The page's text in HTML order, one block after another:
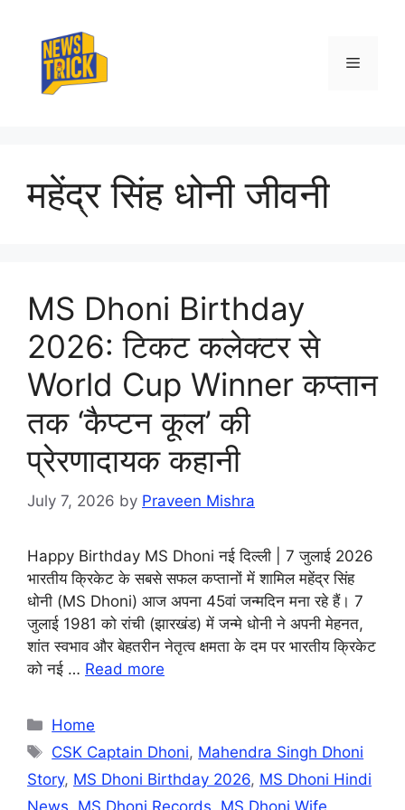
content
Menu
महेंद्र सिंह धोनी जीवनी
MS Dhoni Birthday
2026: टिकट कलेक्टर से
World Cup Winner कप्तान
तक ‘कैप्टन कूल’ की
प्रेरणादायक कहानी
July 7, 2026 by Praveen Mishra
Happy Birthday MS Dhoni नई दिल्ली | 7 जुलाई 2026
भारतीय क्रिकेट के सबसे सफल कप्तानों में शामिल महेंद्र सिंह
धोनी (MS Dhoni) आज अपना 45वां जन्मदिन मना रहे हैं। 7
जुलाई 1981 को रांची (झारखंड) में जन्मे धोनी ने अपनी मेहनत,
शांत स्वभाव और बेहतरीन नेतृत्व क्षमता के दम पर भारतीय क्रिकेट
को नई … Read more
Categories
Home
Tags
CSK Captain Dhoni, Mahendra Singh Dhoni
Story, MS Dhoni Birthday 2026, MS Dhoni Hindi
News MS Dhoni Records MS Dhoni Wife